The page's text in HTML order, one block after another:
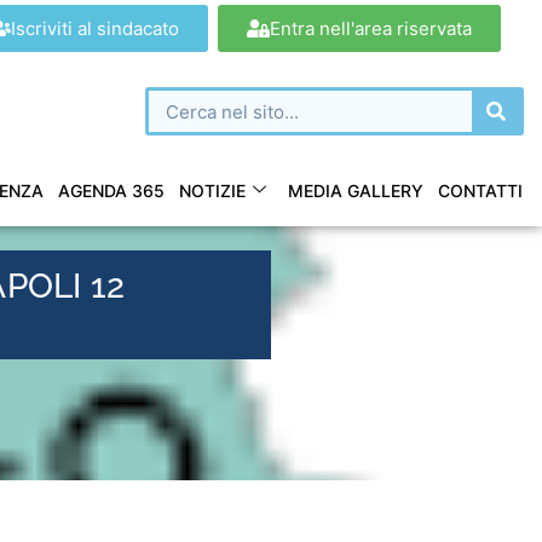
Iscriviti al sindacato Entra nell'area riservata
AGENDA 365 NOTIZIE MEDIA GALLERY CONTATTI
12